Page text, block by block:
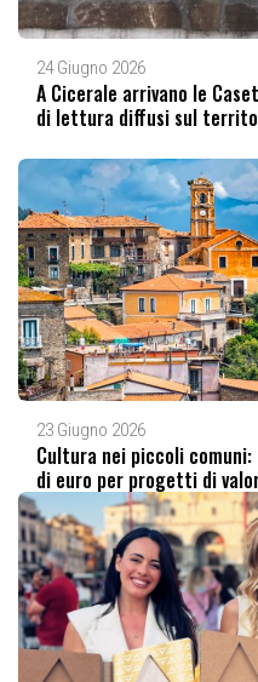
24 Giugno 2026
A Cicerale arrivano le
di lettura diffusi sul
23 Giugno 2026
Cultura nei piccoli
di euro per progetti di